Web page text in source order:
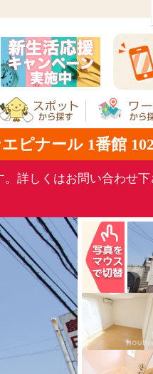
ピナール 1番館
詳しくはお問い合わせ